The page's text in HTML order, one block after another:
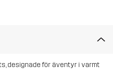
designade för äventyr i varmt